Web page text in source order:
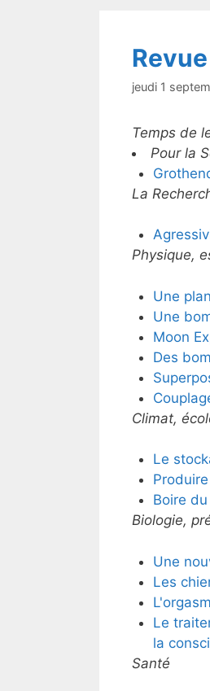
jeudi 1
Temps de
Pour la
La
Physique,
Une
Une
Moon
Des
Climat,
Le
Boire
Biologie,
Une
Les
Le
la
Santé